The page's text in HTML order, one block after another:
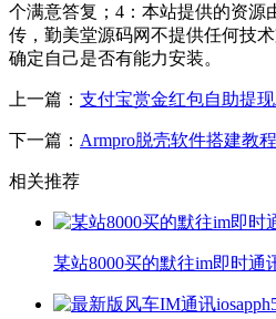
个满意答复；4：本站提供的资源
传，勤美堂源码网不提供任何技
确定自己是否有能力安装。
上一篇： 支付宝赏金红包自助提
下一篇： Armpro脱壳软件搭建教
相关推荐
某站8000买的默往im即时通